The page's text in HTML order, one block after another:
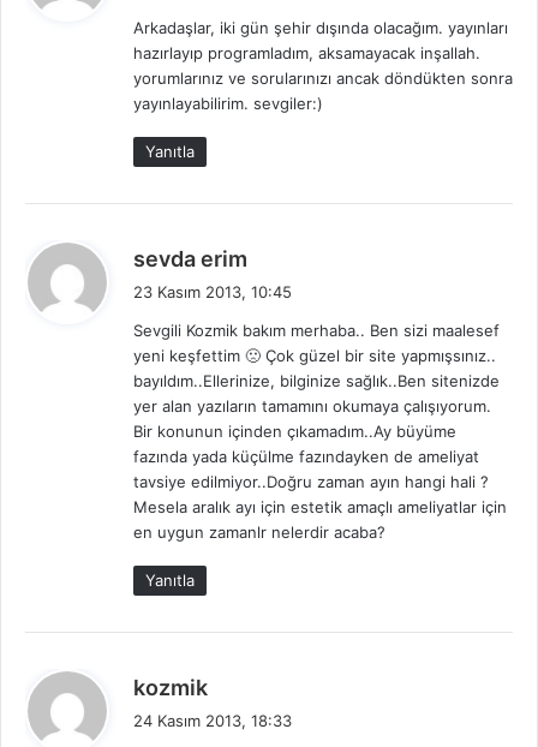
i
k
i
Arkadaşlar, iki gün şehir dışında olacağım. yayınları
hazırlayıp programladım, aksamayacak inşallah.
yorumlarınız ve sorularınızı ancak döndükten sonra
yayınlayabilirim. sevgiler:)
Yanıtla
sevda erim
i
k
i
23 Kasım 2013, 10:45
Sevgili Kozmik bakım merhaba.. Ben sizi maalesef
yeni keşfettim 🙁 Çok güzel bir site yapmışsınız..
bayıldım..Ellerinize, bilginize sağlık..Ben sitenizde
yer alan yazıların tamamını okumaya çalışıyorum.
Bir konunun içinden çıkamadım..Ay büyüme
fazında yada küçülme fazındayken de ameliyat
tavsiye edilmiyor..Doğru zaman ayın hangi hali ?
Mesela aralık ayı için estetik amaçlı ameliyatlar için
en uygun zamanlr nelerdir acaba?
Yanıtla
kozmik
24 Kasım 2013, 18:33